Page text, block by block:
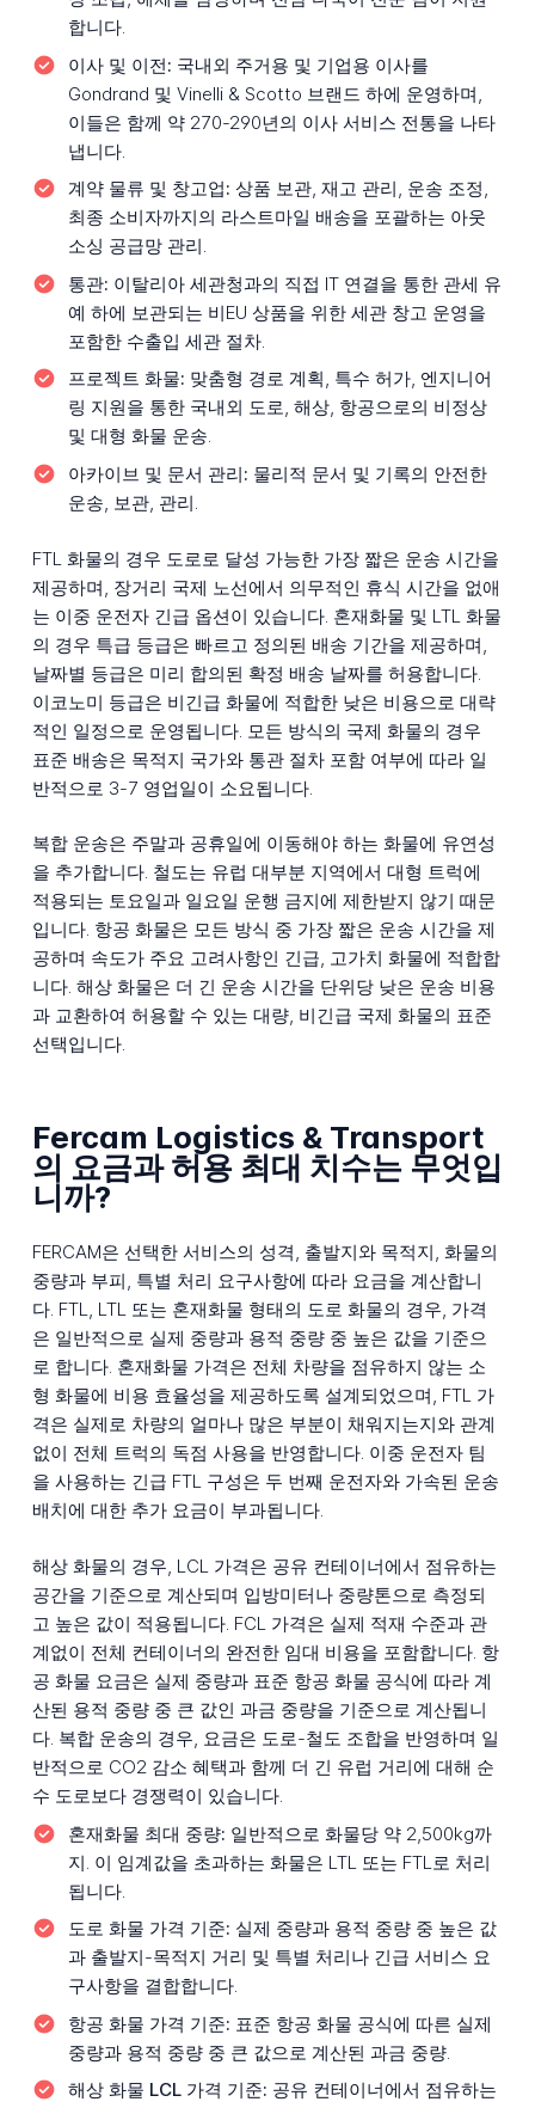
합니다.
이사 및 이전: 국내외 주거용 및 기업용 이사를
Gondrand 및 Vinelli & Scotto 브랜드 하에 운영하며,
이들은 함께 약 270-290년의 이사 서비스 전통을 나타
냅니다.
계약 물류 및 창고업: 상품 보관, 재고 관리, 운송 조정,
최종 소비자까지의 라스트마일 배송을 포괄하는 아웃
소싱 공급망 관리.
통관: 이탈리아 세관청과의 직접 IT 연결을 통한 관세 유
예 하에 보관되는 비EU 상품을 위한 세관 창고 운영을
포함한 수출입 세관 절차.
프로젝트 화물: 맞춤형 경로 계획, 특수 허가, 엔지니어
링 지원을 통한 국내외 도로, 해상, 항공으로의 비정상
및 대형 화물 운송.
아카이브 및 문서 관리: 물리적 문서 및 기록의 안전한
운송, 보관, 관리.
FTL 화물의 경우 도로로 달성 가능한 가장 짧은 운송 시간을
제공하며, 장거리 국제 노선에서 의무적인 휴식 시간을 없애
는 이중 운전자 긴급 옵션이 있습니다. 혼재화물 및 LTL 화물
의 경우 특급 등급은 빠르고 정의된 배송 기간을 제공하며,
날짜별 등급은 미리 합의된 확정 배송 날짜를 허용합니다.
이코노미 등급은 비긴급 화물에 적합한 낮은 비용으로 대략
적인 일정으로 운영됩니다. 모든 방식의 국제 화물의 경우
표준 배송은 목적지 국가와 통관 절차 포함 여부에 따라 일
반적으로 3-7 영업일이 소요됩니다.
복합 운송은 주말과 공휴일에 이동해야 하는 화물에 유연성
을 추가합니다. 철도는 유럽 대부분 지역에서 대형 트럭에
적용되는 토요일과 일요일 운행 금지에 제한받지 않기 때문
입니다. 항공 화물은 모든 방식 중 가장 짧은 운송 시간을 제
공하며 속도가 주요 고려사항인 긴급, 고가치 화물에 적합합
니다. 해상 화물은 더 긴 운송 시간을 단위당 낮은 운송 비용
과 교환하여 허용할 수 있는 대량, 비긴급 국제 화물의 표준
선택입니다.
Fercam Logistics & Transport
의 요금과 허용 최대 치수는 무엇입
니까?
FERCAM은 선택한 서비스의 성격, 출발지와 목적지, 화물의
중량과 부피, 특별 처리 요구사항에 따라 요금을 계산합니
다. FTL, LTL 또는 혼재화물 형태의 도로 화물의 경우, 가격
은 일반적으로 실제 중량과 용적 중량 중 높은 값을 기준으
로 합니다. 혼재화물 가격은 전체 차량을 점유하지 않는 소
형 화물에 비용 효율성을 제공하도록 설계되었으며, FTL 가
격은 실제로 차량의 얼마나 많은 부분이 채워지는지와 관계
없이 전체 트럭의 독점 사용을 반영합니다. 이중 운전자 팀
을 사용하는 긴급 FTL 구성은 두 번째 운전자와 가속된 운송
배치에 대한 추가 요금이 부과됩니다.
해상 화물의 경우, LCL 가격은 공유 컨테이너에서 점유하는
공간을 기준으로 계산되며 입방미터나 중량톤으로 측정되
고 높은 값이 적용됩니다. FCL 가격은 실제 적재 수준과 관
계없이 전체 컨테이너의 완전한 임대 비용을 포함합니다. 항
공 화물 요금은 실제 중량과 표준 항공 화물 공식에 따라 계
산된 용적 중량 중 큰 값인 과금 중량을 기준으로 계산됩니
다. 복합 운송의 경우, 요금은 도로-철도 조합을 반영하며 일
반적으로 CO2 감소 혜택과 함께 더 긴 유럽 거리에 대해 순
수 도로보다 경쟁력이 있습니다.
혼재화물 최대 중량: 일반적으로 화물당 약 2,500kg까
지. 이 임계값을 초과하는 화물은 LTL 또는 FTL로 처리
됩니다.
도로 화물 가격 기준: 실제 중량과 용적 중량 중 높은 값
과 출발지-목적지 거리 및 특별 처리나 긴급 서비스 요
구사항을 결합합니다.
항공 화물 가격 기준: 표준 항공 화물 공식에 따른 실제
중량과 용적 중량 중 큰 값으로 계산된 과금 중량.
해상 화물 LCL 가격 기준: 공유 컨테이너에서 점유하는